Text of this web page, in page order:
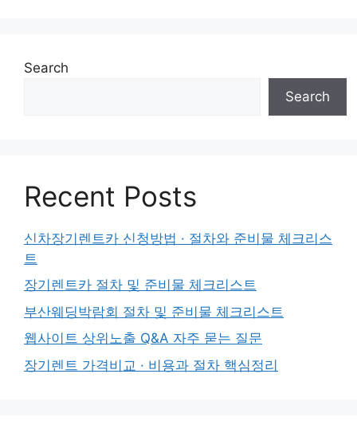
Search
Search
Recent Posts
신차장기렌트카 신청방법 · 절차와 준비물 체크리스
트
장기렌트카 절차 및 준비물 체크리스트
부산웨딩박람회 절차 및 준비물 체크리스트
웹사이트 상위노출 Q&A 자주 묻는 질문
장기렌트 가격비교 · 비용과 절차 핵심정리